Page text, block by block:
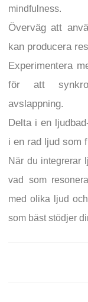
mindfulness.
Överväg att
kan producera
Experimentera
för att
avslappning.
Delta i en
i en rad ljud som
När du integrerar
vad som
med olika ljud
som bäst stödjer